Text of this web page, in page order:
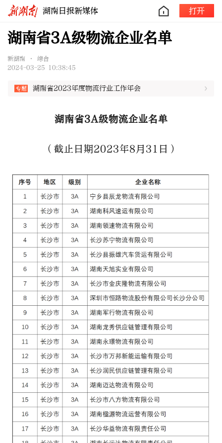
湖南日报新媒体 打开
湖南省3A级物流企业名单
新湖南 • 综合
2024-03-25 10:38:45
湖南省2023年度物流行业工作年会
湖南省3A级物流企业名单
（截止日期2023年8月31日）